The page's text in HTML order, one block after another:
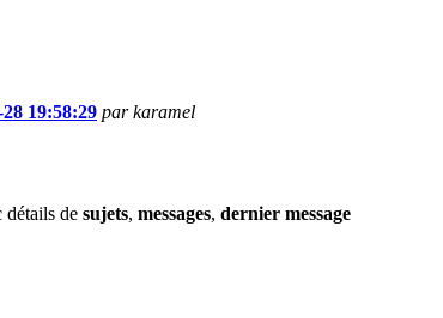
28 19:58:29 par karamel
détails de sujets, messages, dernier message